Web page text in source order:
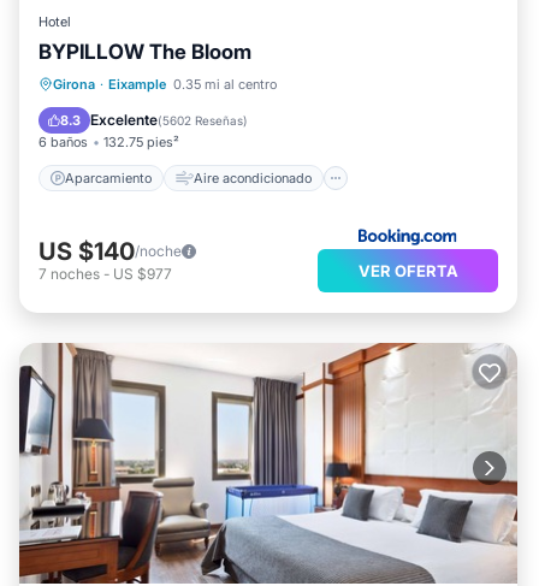
Hotel
BYPILLOW The Bloom
Girona · Eixample 0.35 mi al centro
8.3 Excelente(5602 Reseñas)
6 baños 132.75 pies²
Aparcamiento Aire acondicionado
Aparcamiento
Aire acondicionado
Internet
Apto para niños
US $140/noche
7 noches - US $977 VER OFERTA